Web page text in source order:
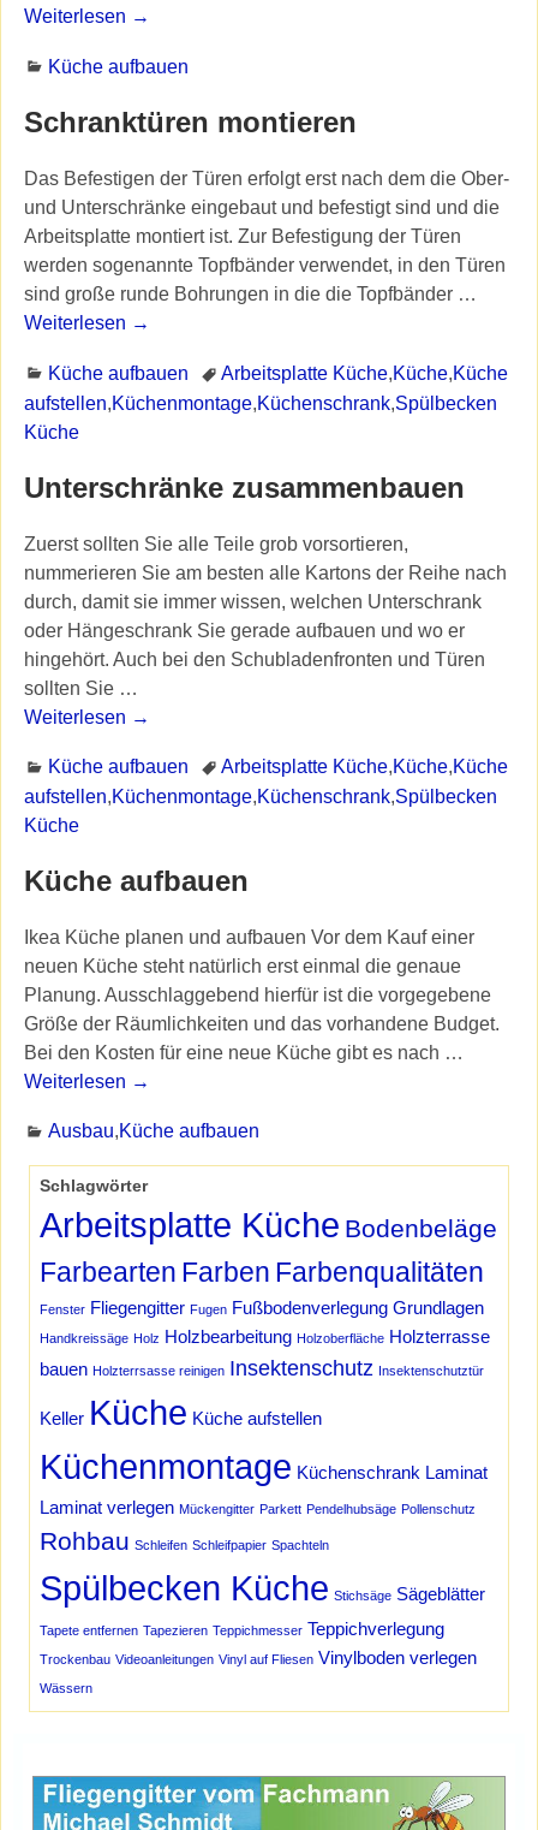
Weiterlesen →
Küche aufbauen
Schranktüren montieren
Das Befestigen der Türen erfolgt erst nach dem die Ober-
und Unterschränke eingebaut und befestigt sind und die
Arbeitsplatte montiert ist. Zur Befestigung der Türen
werden sogenannte Topfbänder verwendet, in den Türen
sind große runde Bohrungen in die die Topfbänder …
Weiterlesen →
Küche aufbauen Arbeitsplatte Küche,Küche,Küche
aufstellen,Küchenmontage,Küchenschrank,Spülbecken
Küche
Unterschränke zusammenbauen
Zuerst sollten Sie alle Teile grob vorsortieren,
nummerieren Sie am besten alle Kartons der Reihe nach
durch, damit sie immer wissen, welchen Unterschrank
oder Hängeschrank Sie gerade aufbauen und wo er
hingehört. Auch bei den Schubladenfronten und Türen
sollten Sie …
Weiterlesen →
Küche aufbauen Arbeitsplatte Küche,Küche,Küche
aufstellen,Küchenmontage,Küchenschrank,Spülbecken
Küche
Küche aufbauen
Ikea Küche planen und aufbauen Vor dem Kauf einer
neuen Küche steht natürlich erst einmal die genaue
Planung. Ausschlaggebend hierfür ist die vorgegebene
Größe der Räumlichkeiten und das vorhandene Budget.
Bei den Kosten für eine neue Küche gibt es nach …
Weiterlesen →
Ausbau,Küche aufbauen
Schlagwörter
Arbeitsplatte Küche Bodenbeläge
Farbearten Farben Farbenqualitäten
Fenster Fliegengitter Fugen Fußbodenverlegung Grundlagen
Handkreissäge Holz Holzbearbeitung Holzoberfläche Holzterrasse
bauen Holzterrsasse reinigen Insektenschutz Insektenschutztür
Keller Küche Küche aufstellen
Küchenmontage Küchenschrank Laminat
Laminat verlegen Mückengitter Parkett Pendelhubsäge Pollenschutz
Rohbau Schleifen Schleifpapier Spachteln
Spülbecken Küche Stichsäge Sägeblätter
Tapete entfernen Tapezieren Teppichmesser Teppichverlegung
Trockenbau Videoanleitungen Vinyl auf Fliesen Vinylboden verlegen
Wässern